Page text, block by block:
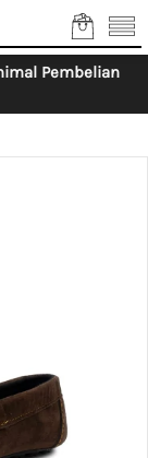
Pembelian